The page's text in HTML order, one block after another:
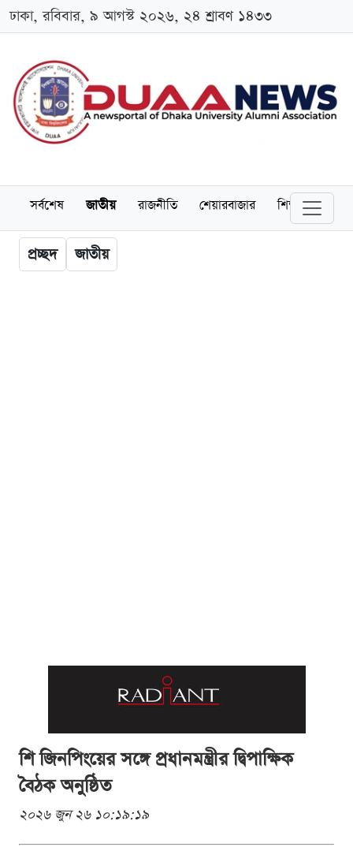
ঢাকা, রবিবার, ৯ আগস্ট ২০২৬, ২৪ শ্রাবণ ১৪৩৩
সর্বশেষ জাতীয় রাজনীতি শেয়ারবাজার শিক্ষা
প্রচ্ছদ জাতীয়
শি জিনপিংয়ের সঙ্গে প্রধানমন্ত্রীর দ্বিপাক্ষিক
বৈঠক অনুষ্ঠিত
২০২৬ জুন ২৬ ১০:১৯:১৯